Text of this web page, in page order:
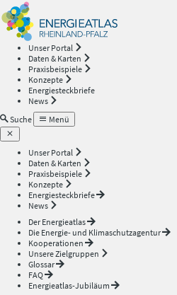
Unser Portal
Daten & Karten
Praxisbeispiele
Konzepte
Energiesteckbriefe
News
Suche
Menü
Unser Portal
Daten & Karten
Praxisbeispiele
Konzepte
Energiesteckbriefe
News
Der Energieatlas
Die Energie- und Klimaschutzagentur
Kooperationen
Unsere Zielgruppen
Glossar
FAQ
Energieatlas-Jubiläum